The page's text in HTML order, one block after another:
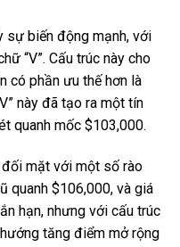
sự biến động mạnh, với
“V”. Cấu trúc này cho
có phần ưu thế hơn là
này đã tạo ra một tín
quanh mốc $103,000.
mặt với một số rào
quanh $106,000, và giá
hạn, nhưng với cấu trúc
tăng điểm mở rộng